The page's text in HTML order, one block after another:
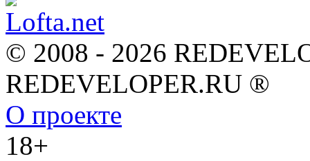
© 2008 - 2026
REDEVELOPER.RU ®
О проекте
18+